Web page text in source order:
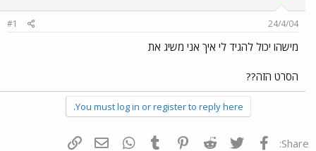
ש
א
ר
24/4/04
#1
מישהו יכול להגיד לי איך אני משיג את
הסרט הזה??
You must log in or register to reply here.
Share: פייסבוק Twitter
Reddit
Pinterest
Tumblr
WhatsAppדואר אלקטרוני